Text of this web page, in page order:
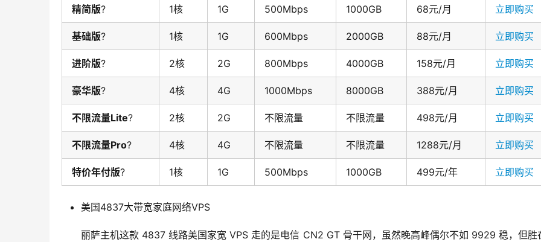
精简版? 1核 1G 500Mbps 1000GB 68元/月 立即购买
基础版? 1核 1G 600Mbps 2000GB 88元/月 立即购买
进阶版? 2核 2G 800Mbps 4000GB 158元/月 立即购买
豪华版? 4核 4G 1000Mbps 8000GB 388元/月 立即购买
不限流量Lite? 2核 2G 不限流量 不限流量 498元/月 立即购买
不限流量Pro? 4核 4G 不限流量 不限流量 1288元/月 立即购买
特价年付版? 1核 1G 500Mbps 1000GB 499元/年 立即购买
美国4837大带宽家庭网络VPS
丽萨主机这款 4837 线路美国家宽 VPS 走的是电信 CN2 GT 骨干网，虽然晚高峰偶尔不如 9929 稳，但胜